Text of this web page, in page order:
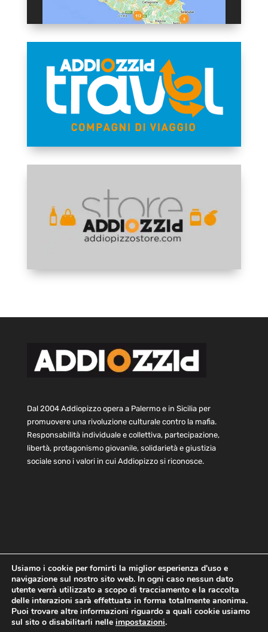
Dal 2004 Addiopizzo opera a Palermo e in Sicilia per
promuovere una rivoluzione culturale contro la mafia.
Responsabilità individuale e collettiva, partecipazione,
libertà, protagonismo giovanile, solidarietà e giustizia
sociale sono i valori in cui Addiopizzo si riconosce.
Home Statuto e bilancio
Contatti
Privacy
Cookie Child Protection Policy
Usiamo i cookie per fornirti la miglior esperienza d'uso e
navigazione sul nostro sito web. In ogni caso nessun dato
utente verrà utilizzato a scopo di tracciamento e la raccolta
delle interazioni sarà effettuata in forma totalmente anonima.
Puoi trovare altre informazioni riguardo a quali cookie usiamo
sul sito o disabilitarli nelle impostazioni.